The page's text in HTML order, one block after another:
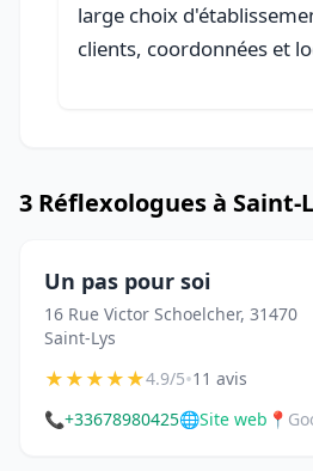
large choix
clients, coordonnées et
3 Réflexologues à Saint-
Un pas pour soi
16 Rue Victor Schoelcher, 31470
Saint-Lys
★★★★★4.9/5•11 avis
📞+33678980425🌐Site web 📍